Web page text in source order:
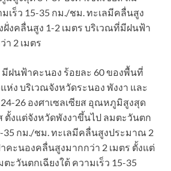
เร็ว 15-35 กม./ชม. ทะเลมีคลื่นสูง
ฝั่งคลื่นสูง 1-2 เมตร บริเวณที่มีฝนฟ้า
2 เมตร
มีฝนฟ้าคะนอง ร้อยละ 60 ของพื้นที่
ง บริเวณจังหวัดระนอง พังงา และ
26 องศาเซลเซียส อุณหภูมิสูงสุด
ตั้งแต่จังหวัดพังงาขึ้นไป ลมตะวันตก
35 กม./ชม. ทะเลมีคลื่นสูงประมาณ 2
คะนองคลื่นสูงมากกว่า 2 เมตร ตั้งแต่
ะวันตกเฉียงใต้ ความเร็ว 15-35